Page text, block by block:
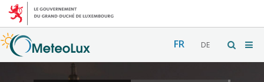
FR DE